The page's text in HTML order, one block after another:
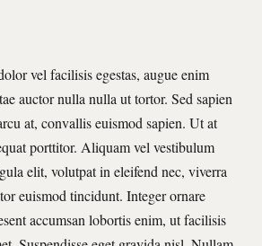
vel facilisis egestas, augue enim
auctor nulla nulla ut tortor. Sed sapien
at, convallis euismod sapien. Ut at
porttitor. Aliquam vel vestibulum
elit, volutpat in eleifend nec, viverra
euismod tincidunt. Integer ornare
accumsan lobortis enim, ut facilisis